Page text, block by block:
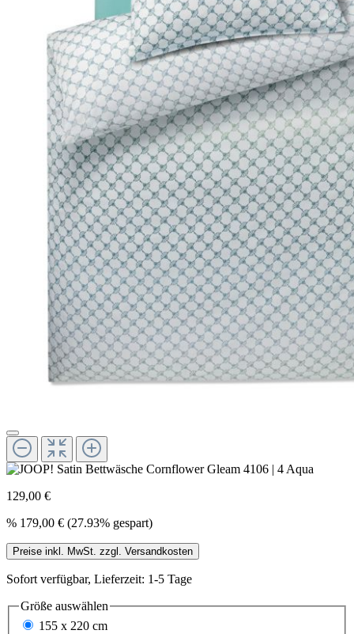
129,00 €
% 179,00 € (27.93% gespart)
Preise inkl. MwSt. zzgl. Versandkosten
Sofort verfügbar, Lieferzeit: 1-5 Tage
Größe auswählen
155 x 220 cm